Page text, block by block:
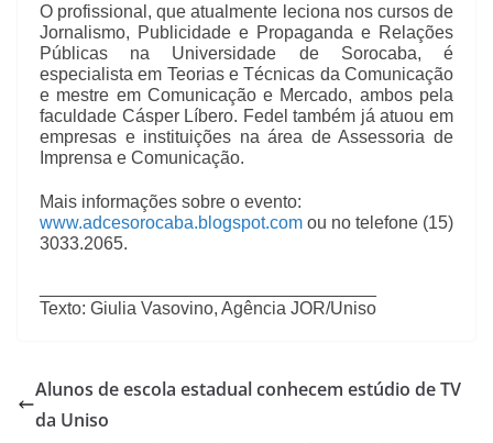
O profissional, que atualmente leciona nos cursos de
Jornalismo, Publ icidade e Propaganda e Relações
Públicas na Universidade de Sorocaba, é
especialista em Teorias e Técnicas da Comunicação
e mestre em Comunicação e Mercado, ambos pela
faculdade Cásper Líbero. Fedel também já atuou em
empresas e instituições na área de Assessoria de
Imprensa e Comunicação.
Mais informações sobre o evento:
www.adcesorocaba.blogspot.com ou no telefone (15)
3033.2065.
Texto: Giulia Vasovino, Agência JOR/Uniso
Alunos de escola estadual conhecem estúdio de TV
da Uniso